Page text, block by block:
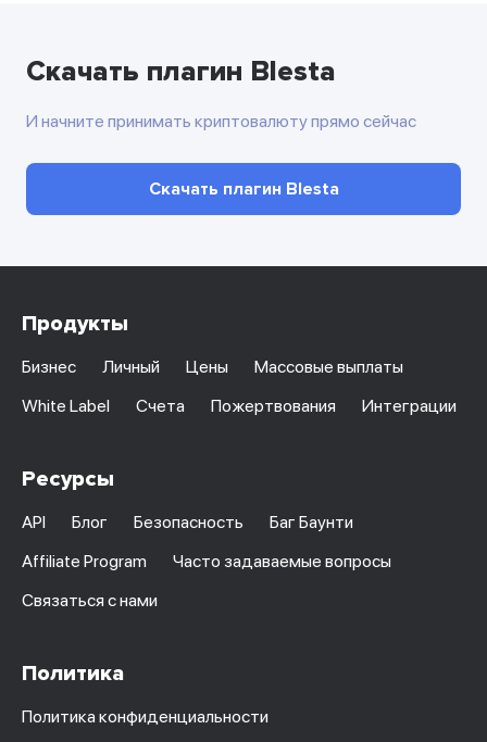
Скачать плагин Blesta
И начните принимать криптовалюту прямо сейчас
Скачать плагин Blesta
Продукты
Бизнес Личный Цены
Массовые выплаты
White Label
Счета Пожертвования Интеграции
Ресурсы
API Блог Безопасность
Баг Баунти
Affiliate Program
Часто задаваемые вопросы
Связаться с нами
Политика
Политика конфиденциальности